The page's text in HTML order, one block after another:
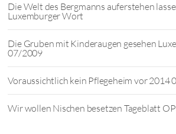
Die Welt des Bergmanns auferstehen
Luxemburger Wort
Die Gruben mit Kinderaugen gesehen
07/2009
Voraussichtlich kein Pflegeheim vor 2014
Wir wollen Nischen besetzen Tageblatt